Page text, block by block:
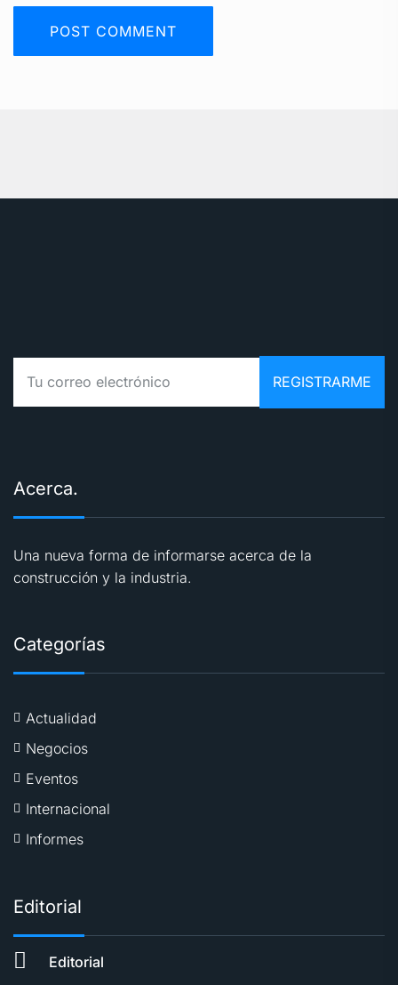
Acerca.
Una nueva forma de informarse acerca de la
construcción y la industria.
Categorías
Actualidad
Negocios
Eventos
Internacional
Informes
Editorial
Editorial